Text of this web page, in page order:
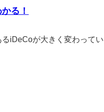
る！
iDeCoが大きく変わって